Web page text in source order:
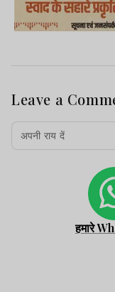
Leave a
हमारे